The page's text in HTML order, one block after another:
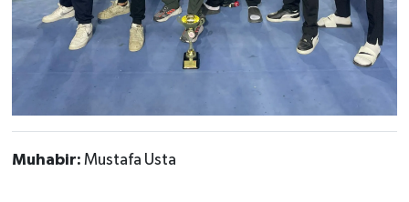
Muhabir: Mustafa Usta